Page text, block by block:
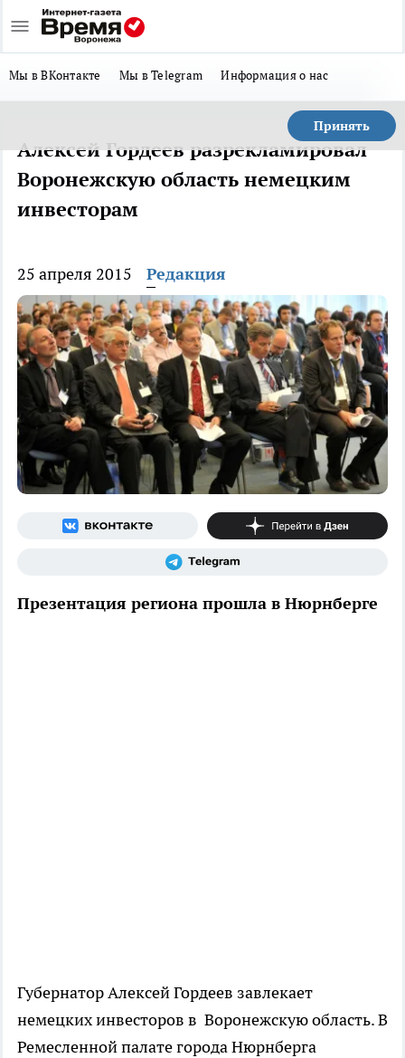
Мы в ВКонтакте Мы в Telegram Информация о нас
Принять
Алексей Гордеев разрекламировал
Воронежскую область немецким
инвесторам
25 апреля 2015 Редакция
Презентация региона прошла в Нюрнберге
Губернатор Алексей Гордеев завлекает
немецких инвесторов в Воронежскую область. В
Ремесленной палате города Нюрнберга